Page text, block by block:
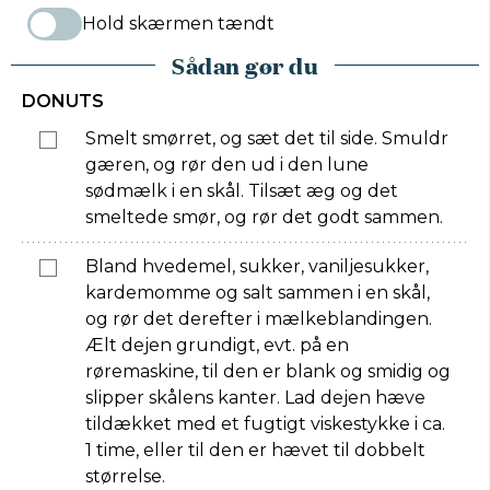
Hold skærmen tændt
Sådan gør du
DONUTS
Smelt smørret, og sæt det til side. Smuldr
gæren, og rør den ud i den lune
sødmælk i en skål. Tilsæt æg og det
smeltede smør, og rør det godt sammen.
Bland hvedemel, sukker, vaniljesukker,
kardemomme og salt sammen i en skål,
og rør det derefter i mælkeblandingen.
Ælt dejen grundigt, evt. på en
røremaskine, til den er blank og smidig og
slipper skålens kanter. Lad dejen hæve
tildækket med et fugtigt viskestykke i ca.
1 time, eller til den er hævet til dobbelt
størrelse.